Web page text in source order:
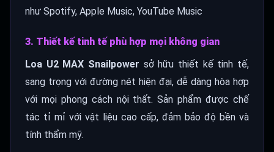
như Spotify, Apple Music, YouTube Music
3. Thiết kế tinh tế phù hợp mọi không gian
Loa U2 MAX Snailpower sở hữu thiết kế tinh tế,
sang trọng với đường nét hiện đại, dễ dàng hòa hợp
với mọi phong cách nội thất. Sản phẩm được chế
tác tỉ mỉ với vật liệu cao cấp, đảm bảo độ bền và
tính thẩm mỹ.